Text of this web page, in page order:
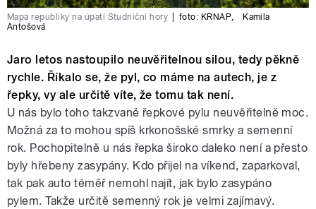
Mapa republiky na úpatí Studniční hory foto: KRNAP,
Kamila
Antošová
Jaro letos nastoupilo neuvěřitelnou silou, tedy pěkně
rychle. Říkalo se, že pyl, co máme na autech, je z
řepky, vy ale určitě víte, že tomu tak není.
U nás bylo toho takzvaně řepkové pylu neuvěřitelně moc.
Možná za to mohou spíš krkonošské smrky a semenní
rok. Pochopitelně u nás řepka široko daleko není a přesto
byly hřebeny zasypány. Kdo přijel na víkend, zaparkoval,
tak pak auto téměř nemohl najít, jak bylo zasypáno
pylem. Takže určitě semenný rok je velmi zajímavý.